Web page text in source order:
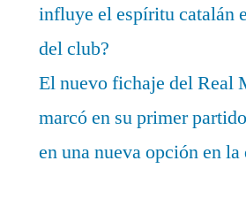
influye el espíritu catalán
del club?
El nuevo fichaje del Real
marcó en su primer
en una nueva opción en la